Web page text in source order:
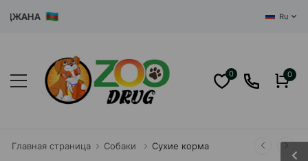
Ru
0 0
Главная страница Собаки Сухие корма